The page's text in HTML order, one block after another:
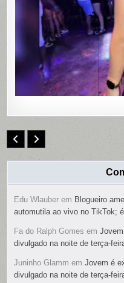
Edu Wlauber em Blogueiro
automutila ao vivo no TikTok;
Fa do Ralph Gomes em
divulgado na noite de terça-
Juninho Glamm emJovem é
divulgado na noite de terça-